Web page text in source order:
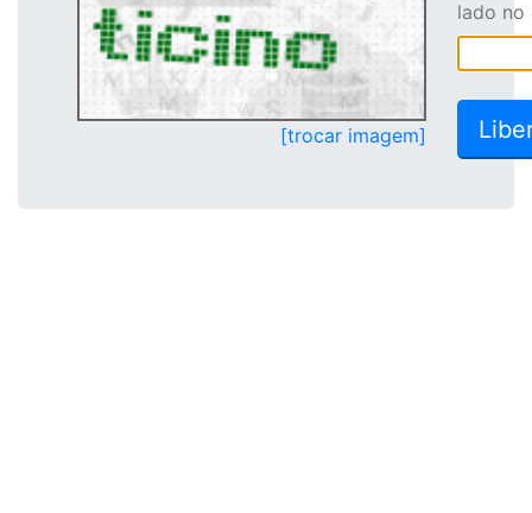
[trocar imagem]
lado no